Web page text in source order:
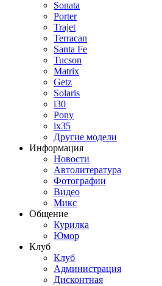
Sonata
Porter
Trajet
Terracan
Santa Fe
Tucson
Matrix
Getz
Solaris
i30
Pony
ix35
Другие модели
Информация
Новости
Автолитература
Фотографии
Видео
Микс
Общение
Курилка
Юмор
Клуб
Клуб
Администрация
Дисконтная